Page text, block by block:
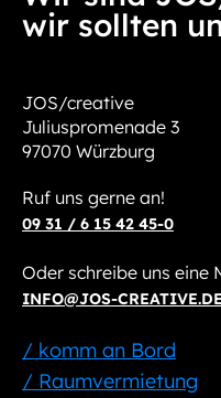
wir sollten
JOS/creative
Juliuspromenade 3
97070 Würzburg
Ruf uns gerne an!
09 31 / 6 15 42 45-0
Oder schreibe uns eine
INFO@JOS-CREATIVE.DE
/ komm an Bord
/ Raumvermietung